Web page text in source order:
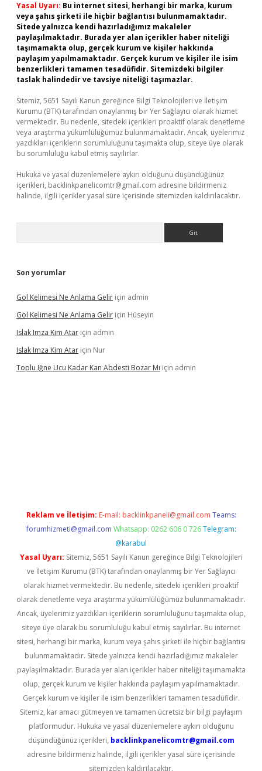
Yasal Uyarı: Bu internet sitesi, herhangi bir marka, kurum
veya şahıs şirketi ile hiçbir bağlantısı bulunmamaktadır.
Sitede yalnızca kendi hazırladığımız makaleler
paylaşılmaktadır. Burada yer alan içerikler haber niteliği
taşımamakta olup, gerçek kurum ve kişiler hakkında
paylaşım yapılmamaktadır. Gerçek kurum ve kişiler ile isim
benzerlikleri tamamen tesadüfidir. Sitemizdeki bilgiler
taslak halindedir ve tavsiye niteliği taşımazlar.
Sitemiz, 5651 Sayılı Kanun gereğince Bilgi Teknolojileri ve İletişim
Kurumu (BTK) tarafından onaylanmış bir Yer Sağlayıcı olarak hizmet
vermektedir. Bu nedenle, sitedeki içerikleri proaktif olarak denetleme
veya araştırma yükümlülüğümüz bulunmamaktadır. Ancak, üyelerimiz
yazdıkları içeriklerin sorumluluğunu taşımakta olup, siteye üye olarak
bu sorumluluğu kabul etmiş sayılırlar.
Hukuka ve yasal düzenlemelere aykırı olduğunu düşündüğünüz
içerikleri, backlinkpanelicomtr@gmail.com adresine bildirmeniz
halinde, ilgili içerikler yasal süre içerisinde sitemizden kaldırılacaktır.
Son yorumlar
Gol Kelimesi Ne Anlama Gelir için admin
Gol Kelimesi Ne Anlama Gelir için Hüseyin
Islak Imza Kim Atar için admin
Islak Imza Kim Atar için Nur
Toplu Iğne Ucu Kadar Kan Abdesti Bozar Mı için admin
Reklam ve İletişim: E-mail: backlinkpaneli@gmail.com Teams:
forumhizmeti@gmail.com Whatsapp: 0262 606 0 726 Telegram:
@karabul
Yasal Uyarı: Sitemiz, 5651 Sayılı Kanun gereğince Bilgi Teknolojileri
ve İletişim Kurumu (BTK) tarafından onaylanmış bir Yer Sağlayıcı
olarak hizmet vermektedir. Bu nedenle, sitedeki içerikleri proaktif
olarak denetleme veya araştırma yükümlülüğümüz bulunmamaktadır.
Ancak, üyelerimiz yazdıkları içeriklerin sorumluluğunu taşımakta olup,
siteye üye olarak bu sorumluluğu kabul etmiş sayılırlar. Bu internet
sitesi, herhangi bir marka, kurum veya şahıs şirketi ile hiçbir bağlantısı
bulunmamaktadır. Sitede yalnızca kendi hazırladığımız makaleler
paylaşılmaktadır. Burada yer alan içerikler haber niteliği taşımamakta
olup, gerçek kurum ve kişiler hakkında paylaşım yapılmamaktadır.
Gerçek kurum ve kişiler ile isim benzerlikleri tamamen tesadüfidir.
Sitemiz, kar amacı gütmeyen ve tamamen ücretsiz bir bilgi paylaşım
platformudur. Hukuka ve yasal düzenlemelere aykırı olduğunu
düşündüğünüz içerikleri, backlinkpanelicomtr@gmail.com
adresine bildirmeniz halinde, ilgili içerikler yasal süre içerisinde
sitemizden kaldırılacaktır.